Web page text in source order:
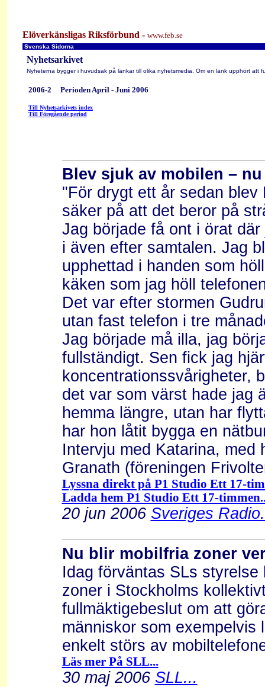
Elöverkänsligas Riksförbund - www.feb.se
Svenska Sidorna
Nyhetsarkivet
Nyheterna bygger i huvudsak på länkar till olika nyhetsmedia. Om en länk upphört att
2006-2 Perioden April - Juni 2006
Till Nyhetsarkivets index
Till Föregående period
Blev sjuk av mobilen –
"För drygt ett år sedan
säker på att det beror på
Jag började få ont i örat
i även efter samtalen. Jag
upphettad i handen som
käken som jag höll
Det var efter stormen
utan fast telefon i tre
Jag började må illa, jag
fullständigt. Sen fick jag
koncentrationssvårigheter,
det var som värst hade jag
hemma längre, utan har
har hon låtit bygga en
Intervju med Katarina, med
Granath (föreningen
Lyssna direkt på P1 Studio Ett 17-
Ladda hem P1 Studio Ett 17-
20 jun 2006 Sveriges
Nu blir mobilfria zoner
Idag förväntas SLs
zoner i Stockholms
fullmäktigebeslut om att
människor som exempelvis
enkelt störs av
Läs mer På SLL...
30 maj 2006 SLL...